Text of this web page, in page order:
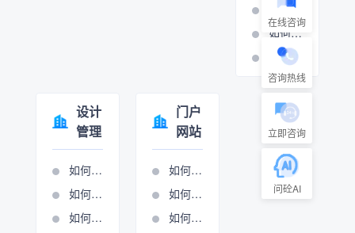
如何设置村组管理
如何设置房屋拆迁管理
如何设置只补不征管理
设计
管理
如何添加生产项目
如何设置项目执行
如何项目立项
门户
网站
如何做网站管理
如何进行新闻图管理
如何进行展示图管理
在线咨询
咨询热线
立即咨询
问砼AI